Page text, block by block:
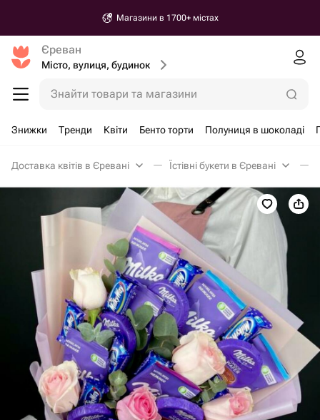
Магазини в 1700+ містах
Єреван
Місто, вулиця, будинок
Знайти товари та магазини
Знижки Тренди Квіти Бенто торти Полуниця в шоколаді
Доставка квітів в Єревані Їстівні букети в Єревані